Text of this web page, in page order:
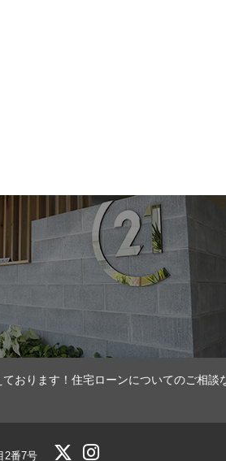
おります！住宅ローンについてのご相
2番7号